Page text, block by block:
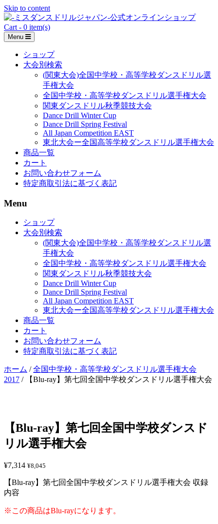
Skip to content
Cart - 0 item(s)
Menu
ショップ
大会別検索
(関東大会)全国中学校・高等学校ダンスドリル選
手権大会
全国中学校・高等学校ダンスドリル選手権大会
関東ダンスドリル秋季競技大会
Dance Drill Winter Cup
Dance Drill Spring Festival
All Japan Competition EAST
東北大会ー全国高等学校ダンスドリル選手権大会
商品一覧
カート
お問い合わせフォーム
特定商取引法に基づく表記
Menu
ショップ
大会別検索
(関東大会)全国中学校・高等学校ダンスドリル選
手権大会
全国中学校・高等学校ダンスドリル選手権大会
関東ダンスドリル秋季競技大会
Dance Drill Winter Cup
Dance Drill Spring Festival
All Japan Competition EAST
東北大会ー全国高等学校ダンスドリル選手権大会
商品一覧
カート
お問い合わせフォーム
特定商取引法に基づく表記
ホーム /全国中学校・高等学校ダンスドリル選手権大会
2017 / 【Blu-ray】第七回全国中学校ダンスドリル選手権大会
【Blu-ray】第七回全国中学校ダンスド
リル選手権大会
¥7,314 ¥8,045
【Blu-ray】第七回全国中学校ダンスドリル選手権大会 収録
内容
※この商品はBlu-rayになります。